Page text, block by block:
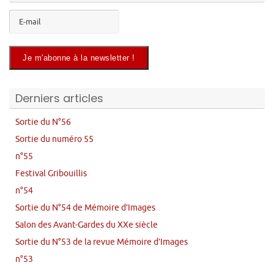
Derniers articles
Sortie du N°56
Sortie du numéro 55
n°55
Festival Gribouillis
n°54
Sortie du N°54 de Mémoire d’Images
Salon des Avant-Gardes du XXe siècle
Sortie du N°53 de la revue Mémoire d’Images
n°53